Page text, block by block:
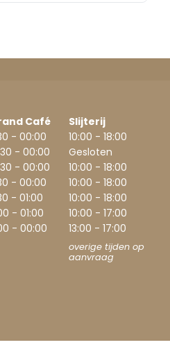
Café
Slijterij
- 00:00
10:00 - 18:00
- 00:00
Gesloten
- 00:00
10:00 - 18:00
- 00:00
10:00 - 18:00
- 01:00
10:00 - 18:00
- 01:00
10:00 - 17:00
- 00:00 13:00 - 17:00
overige tijden op
aanvraag